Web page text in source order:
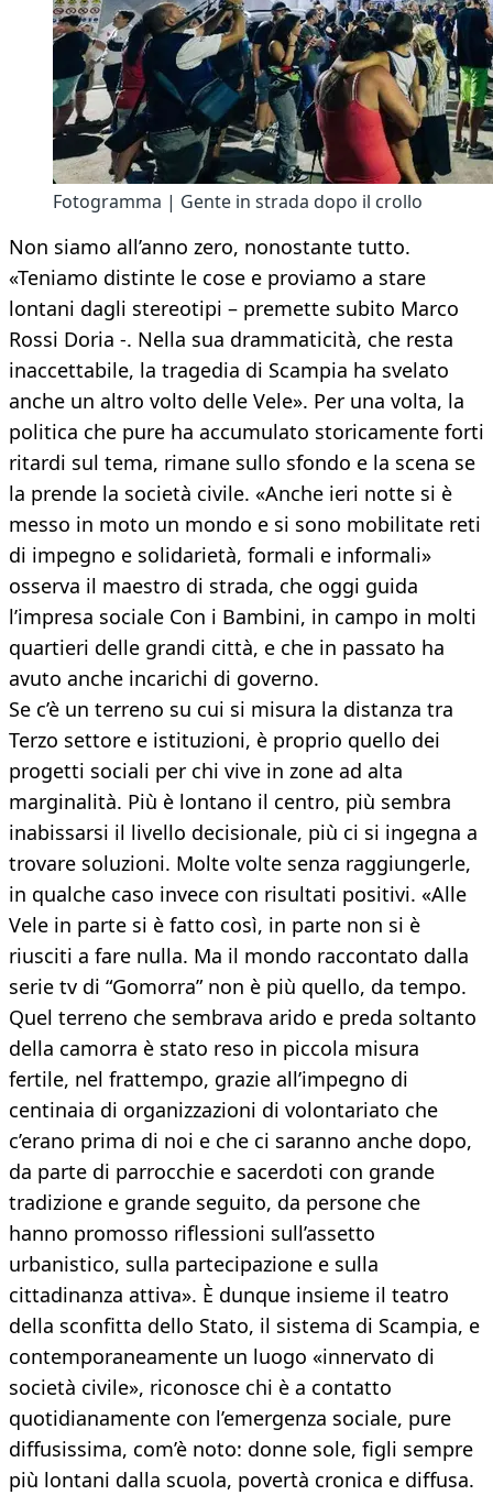
Fotogramma | Gente in strada dopo il crollo
Non siamo all’anno zero, nonostante tutto.
«Teniamo distinte le cose e proviamo a stare
lontani dagli stereotipi – premette subito Marco
Rossi Doria -. Nella sua drammaticità, che resta
inaccettabile, la tragedia di Scampia ha svelato
anche un altro volto delle Vele». Per una volta, la
politica che pure ha accumulato storicamente forti
ritardi sul tema, rimane sullo sfondo e la scena se
la prende la società civile. «Anche ieri notte si è
messo in moto un mondo e si sono mobilitate reti
di impegno e solidarietà, formali e informali»
osserva il maestro di strada, che oggi guida
l’impresa sociale Con i Bambini, in campo in molti
quartieri delle grandi città, e che in passato ha
avuto anche incarichi di governo.
Se c’è un terreno su cui si misura la distanza tra
Terzo settore e istituzioni, è proprio quello dei
progetti sociali per chi vive in zone ad alta
marginalità. Più è lontano il centro, più sembra
inabissarsi il livello decisionale, più ci si ingegna a
trovare soluzioni. Molte volte senza raggiungerle,
in qualche caso invece con risultati positivi. «Alle
Vele in parte si è fatto così, in parte non si è
riusciti a fare nulla. Ma il mondo raccontato dalla
serie tv di “Gomorra” non è più quello, da tempo.
Quel terreno che sembrava arido e preda soltanto
della camorra è stato reso in piccola misura
fertile, nel frattempo, grazie all’impegno di
centinaia di organizzazioni di volontariato che
c’erano prima di noi e che ci saranno anche dopo,
da parte di parrocchie e sacerdoti con grande
tradizione e grande seguito, da persone che
hanno promosso riflessioni sull’assetto
urbanistico, sulla partecipazione e sulla
cittadinanza attiva». È dunque insieme il teatro
della sconfitta dello Stato, il sistema di Scampia, e
contemporaneamente un luogo «innervato di
società civile», riconosce chi è a contatto
quotidianamente con l’emergenza sociale, pure
diffusissima, com’è noto: donne sole, figli sempre
più lontani dalla scuola, povertà cronica e diffusa.